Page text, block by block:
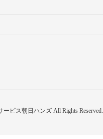
ビス朝日ハンズ All Rights Reserved.